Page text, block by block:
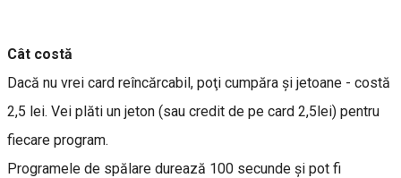
Cât costă
Dacă nu vrei card reîncărcabil, poţi cumpăra şi jetoane - costă
2,5 lei. Vei plăti un jeton (sau credit de pe card 2,5lei) pentru
fiecare program.
Programele de spălare durează 100 secunde şi pot fi